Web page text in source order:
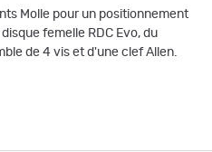
Molle pour un positionnement
femelle RDC Evo, du
de 4 vis et d'une clef Allen.